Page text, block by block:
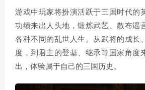
游戏中玩家将扮演活跃于三国时代的
功绩来出人头地，锻炼武艺、散布谣
各种不同的乱世人生。从武将的成长
度，到君主的登基、继承等国家角度
出，体验属于自己的三国历史。